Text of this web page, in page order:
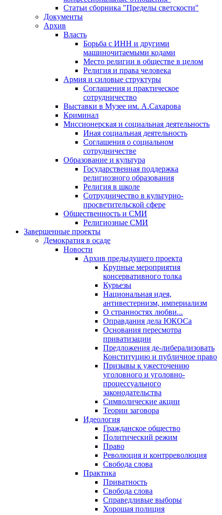
Статьи сборника "Пределы светскости"
Документы
Архив
Власть
Борьба с ИНН и другими
машиночитаемыми кодами
Место религии в обществе в целом
Религия и права человека
Армия и силовые структуры
Соглашения и практическое
сотрудничество
Выставки в Музее им. А.Сахарова
Криминал
Миссионерская и социальная деятельность
Иная социальная деятельность
Соглашения о социальном
сотрудничестве
Образование и культура
Государственная поддержка
религиозного образования
Религия в школе
Сотрудничество в культурно-
просветительской сфере
Общественность и СМИ
Религиозные СМИ
Завершенные проекты
Демократия в осаде
Новости
Архив предыдущего проекта
Крупные мероприятия
консервативного толка
Курьезы
Национальная идея,
антивестернизм, империализм
О странностях любви...
Оправдания дела ЮКОСа
Основания пересмотра
приватизации
Предложения де-либерализовать
Конституцию и публичное право
Призывы к ужесточению
уголовного и уголовно-
процессуального
законодательства
Символические акции
Теории заговора
Идеология
Гражданское общество
Политический режим
Право
Революция и контрреволюция
Свобода слова
Практика
Приватность
Свобода слова
Справедливые выборы
Хорошая полиция